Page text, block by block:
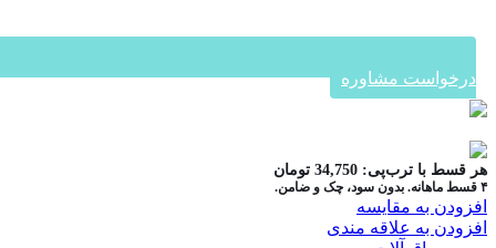
درخواست مشاوره
هر قسط با ترب‌پی: 34,750 تومان
۴ قسط ماهانه. بدون سود، چک و ضامن.
افزودن به مقایسه
افزودن به علاقه مندی